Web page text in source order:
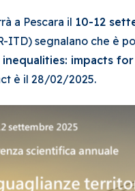
a Pescara il 10-12
ITD) segnalano che è
impacts
è il 28/02/2025.